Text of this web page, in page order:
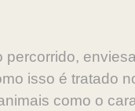
isso é tratado
como o